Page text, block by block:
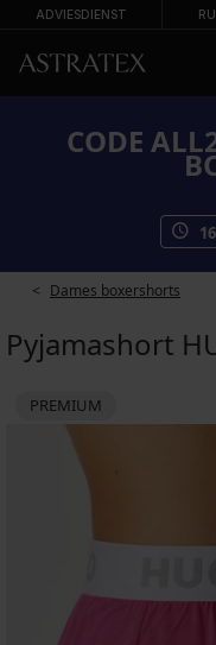
ADVIESDIENST
CODE
16
Dames boxershorts
Pyjamashort
PREMIUM